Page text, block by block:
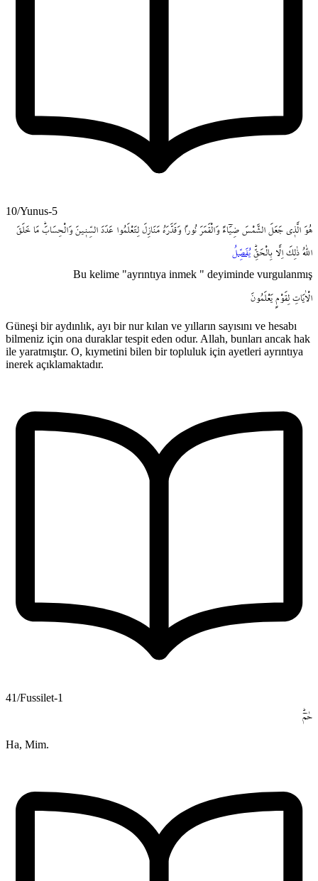
10/Yunus-5
هُوَ الَّذ۪ي جَعَلَ الشَّمْسَ ضِيَٓاءً وَالْقَمَرَ نُوراً وَقَدَّرَهُ مَنَازِلَ لِتَعْلَمُوا عَدَدَ السِّن۪ينَ وَالْحِسَابَۜ مَا خَلَقَ
اللّٰهُ ذٰلِكَ اِلَّا بِالْحَقِّۜ يُفَصِّلُ
Bu kelime "ayrıntıya inmek " deyiminde vurgulanmış
الْاٰيَاتِ لِقَوْمٍ يَعْلَمُونَ
Güneşi bir aydınlık, ayı bir nur kılan ve yılların sayısını ve hesabı
bilmeniz için ona duraklar tespit eden odur. Allah, bunları ancak hak
ile yaratmıştır. O, kıymetini bilen bir topluluk için ayetleri ayrıntıya
inerek açıklamaktadır.
41/Fussilet-1
حٰمٓۜ
Ha, Mim.